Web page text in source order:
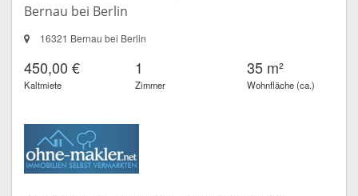
Bernau bei Berlin
16321 Bernau bei Berlin
450,00 €
Kaltmiete
1
Zimmer
35 m²
Wohnfläche (ca.)